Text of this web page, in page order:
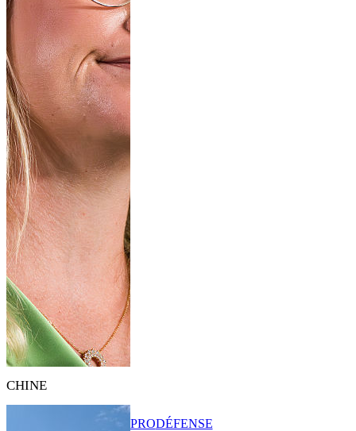
CHINE
PRODÉFENSE